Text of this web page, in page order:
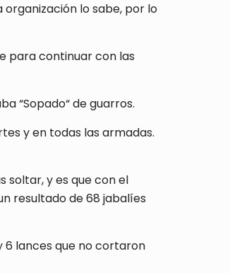
lo sabe, por lo
para continuar con las
“Sopado“ de guarros.
y en todas las armadas.
soltar, y es que con el
resultado de 68 jabalíes
6 lances que no cortaron